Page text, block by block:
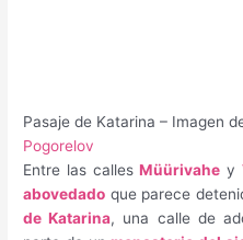
Pasaje de Katarina – Imagen
Pogorelov
Entre las callesMüürivahe y
abovedado que parece
de Katarina, una calle de